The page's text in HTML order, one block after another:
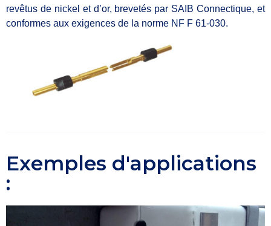
revêtus de nickel et d’or, brevetés par SAIB Connectique, et
conformes aux exigences de la norme NF F 61-030.
Exemples d'applications
: